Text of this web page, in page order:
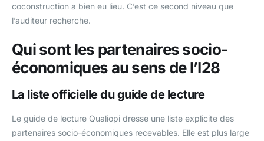
coconstruction a bien eu lieu. C’est ce second niveau que
l’auditeur recherche.
Qui sont les partenaires socio-
économiques au sens de l’I28
La liste officielle du guide de lecture
Le guide de lecture Qualiopi dresse une liste explicite des
partenaires socio-économiques recevables. Elle est plus large